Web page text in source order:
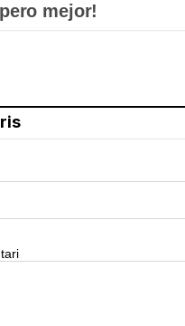
mejor!